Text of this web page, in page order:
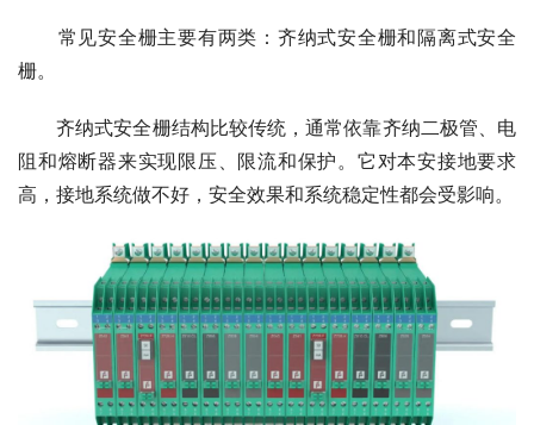
常见安全栅主要有两类：齐纳式安全栅和隔离式安全
栅。
齐纳式安全栅结构比较传统，通常依靠齐纳二极管、电
阻和熔断器来实现限压、限流和保护。它对本安接地要求
高，接地系统做不好，安全效果和系统稳定性都会受影响。